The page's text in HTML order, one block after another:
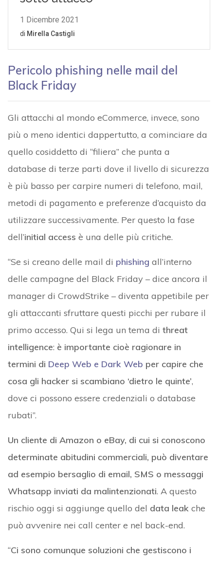
Pericolo phishing nelle mail del
Black Friday
Gli attacchi al mondo eCommerce, invece, sono
più o meno identici dappertutto, a cominciare da
quello cosiddetto di “filiera” che punta a
database di terze parti dove il livello di sicurezza
è più basso per carpire numeri di telefono, mail,
metodi di pagamento e preferenze d’acquisto da
utilizzare successivamente. Per questo la fase
dell’initial access è una delle più critiche.
“Se si creano delle mail di phishing all’interno
delle campagne del Black Friday – dice ancora il
manager di CrowdStrike – diventa appetibile per
gli attaccanti sfruttare questi picchi per rubare il
primo accesso. Qui si lega un tema di threat
intelligence: è importante cioè ragionare in
termini di Deep Web e Dark Web per capire che
cosa gli hacker si scambiano ‘dietro le quinte’,
dove ci possono essere credenziali o database
rubati”.
Un cliente di Amazon o eBay, di cui si conoscono
determinate abitudini commerciali, può diventare
ad esempio bersaglio di email, SMS o messaggi
Whatsapp inviati da malintenzionati. A questo
rischio oggi si aggiunge quello del data leakche
può avvenire nei call center e nel back-end.
“Ci sono comunque soluzioni che gestiscono i